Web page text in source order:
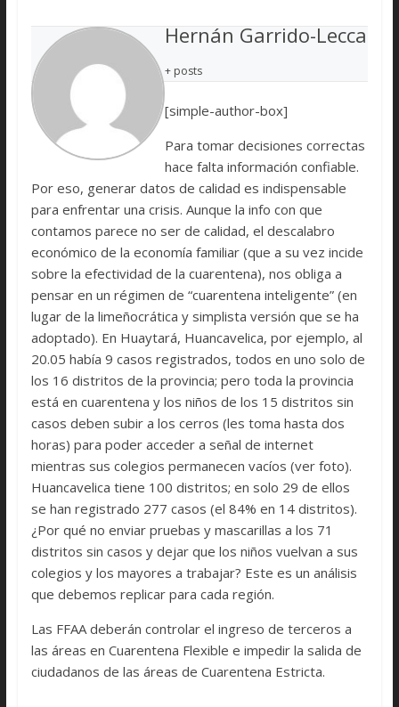
Hernán Garrido-Lecca
+ posts
[simple-author-box]
Para tomar decisiones correctas
hace falta información confiable.
Por eso, generar datos de calidad es indispensable
para enfrentar una crisis. Aunque la info con que
contamos parece no ser de calidad, el descalabro
económico de la economía familiar (que a su vez incide
sobre la efectividad de la cuarentena), nos obliga a
pensar en un régimen de “cuarentena inteligente” (en
lugar de la limeñocrática y simplista versión que se ha
adoptado). En Huaytará, Huancavelica, por ejemplo, al
20.05 había 9 casos registrados, todos en uno solo de
los 16 distritos de la provincia; pero toda la provincia
está en cuarentena y los niños de los 15 distritos sin
casos deben subir a los cerros (les toma hasta dos
horas) para poder acceder a señal de internet
mientras sus colegios permanecen vacíos (ver foto).
Huancavelica tiene 100 distritos; en solo 29 de ellos
se han registrado 277 casos (el 84% en 14 distritos).
¿Por qué no enviar pruebas y mascarillas a los 71
distritos sin casos y dejar que los niños vuelvan a sus
colegios y los mayores a trabajar? Este es un análisis
que debemos replicar para cada región.
Las FFAA deberán controlar el ingreso de terceros a
las áreas en Cuarentena Flexible e impedir la salida de
ciudadanos de las áreas de Cuarentena Estricta.